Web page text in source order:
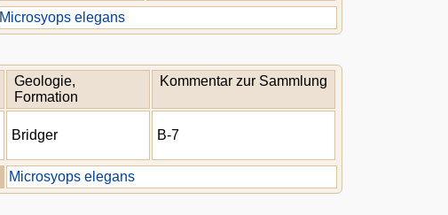
Microsyops elegans
Geologie,
Formation
Kommentar zur Sammlung
Bridger B-7
Microsyops elegans